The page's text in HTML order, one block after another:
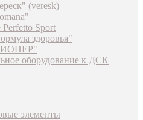
(veresk)
Sport
здоровья"
оборудование к ДСК
элементы